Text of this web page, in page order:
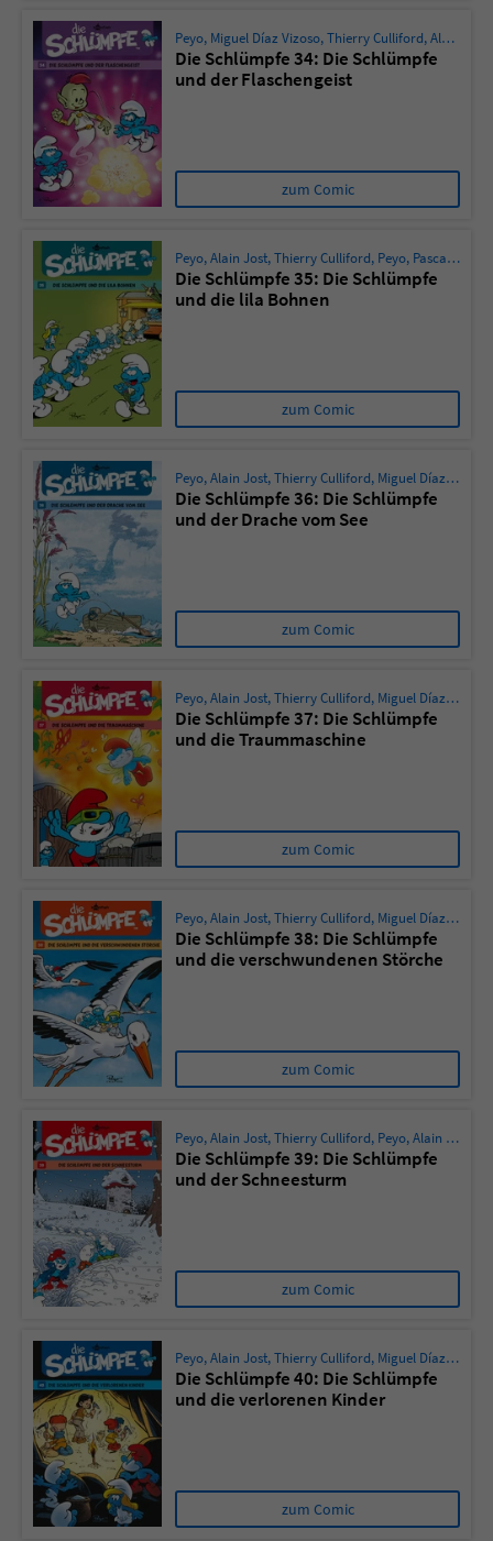
Peyo, Miguel Díaz Vizoso,Thierry Culliford,Alain Jost
Die Schlümpfe 34: Die Schlümpfe
und der Flaschengeist
zum Comic
Peyo,Alain Jost,Thierry Culliford, Peyo, Pascal Garray
Die Schlümpfe 35: Die Schlümpfe
und die lila Bohnen
zum Comic
Peyo,Alain Jost,Thierry Culliford, Miguel Díaz Vizoso
Die Schlümpfe 36: Die Schlümpfe
und der Drache vom See
zum Comic
Peyo,Alain Jost,Thierry Culliford, Miguel Díaz Vizoso
Die Schlümpfe 37: Die Schlümpfe
und die Traummaschine
zum Comic
Peyo,Alain Jost,Thierry Culliford, Miguel Díaz Vizoso
Die Schlümpfe 38: Die Schlümpfe
und die verschwundenen Störche
zum Comic
Peyo,Alain Jost,Thierry Culliford, Peyo,Alain Maury
Die Schlümpfe 39: Die Schlümpfe
und der Schneesturm
zum Comic
Peyo,Alain Jost,Thierry Culliford, Miguel Díaz Vizoso
Die Schlümpfe 40: Die Schlümpfe
und die verlorenen Kinder
zum Comic